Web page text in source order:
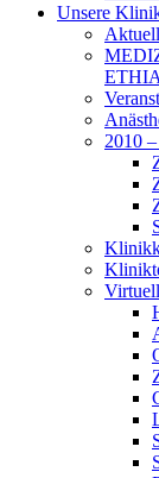
Unsere
2010